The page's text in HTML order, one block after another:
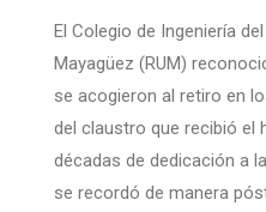
El Colegio de Ingeniería
Mayagüez (RUM)
se acogieron al retiro en
del claustro que recibió el
décadas de dedicación a
se recordó de manera